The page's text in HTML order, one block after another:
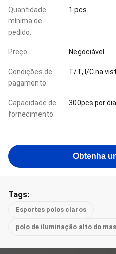
Quantidade
mínima de
pedido:
1 pcs
Preço: Negociável
Condições de
pagamento:
T/T, l/C na
Capacidade de
fornecimento:
300pcs por dia
Obtenha
Tags:
Esportes polos claros
polo de iluminação alto do